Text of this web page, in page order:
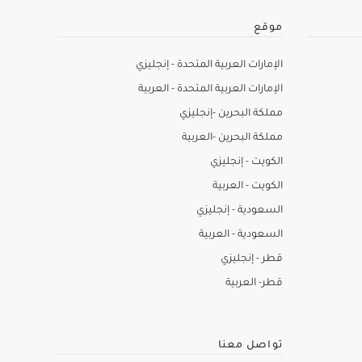
موقع
الإمارات العربية المتحدة - إنجليزي
الإمارات العربية المتحدة - العربية
مملكة البحرين -إنجليزي
مملكة البحرين -العربية
الكويت - إنجليزي
الكويت - العربية
السعودية - إنجليزي
السعودية - العربية
قطر - إنجليزي
قطر- العربية
تواصل معنا